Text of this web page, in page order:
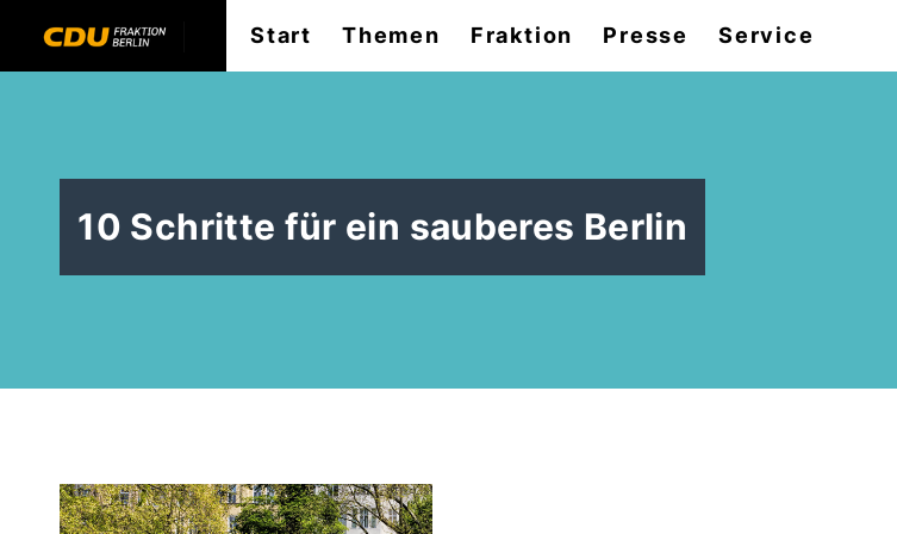
Start Themen Fraktion Presse Service
10 Schritte für ein sauberes Berlin